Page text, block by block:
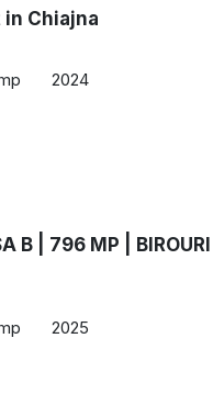
Chiajna
2024
B | 796 MP | BIROURI |
2025